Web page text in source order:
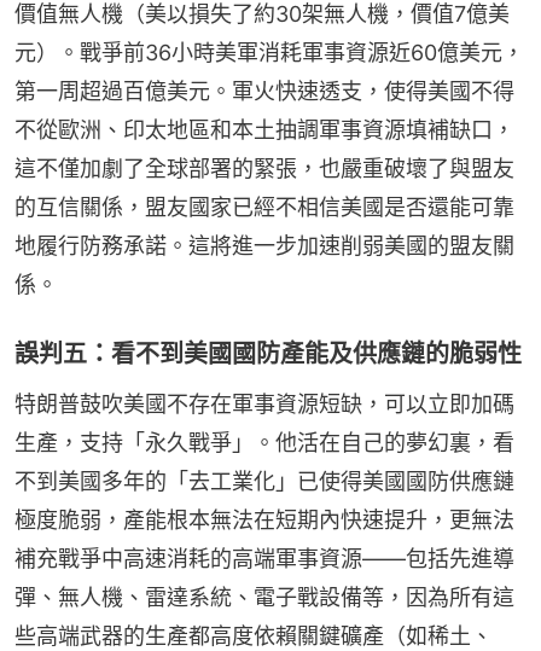
價值無人機（美以損失了約30架無人機，價值7億美
元）。戰爭前36小時美軍消耗軍事資源近60億美元，
第一周超過百億美元。軍火快速透支，使得美國不得
不從歐洲、印太地區和本土抽調軍事資源填補缺口，
這不僅加劇了全球部署的緊張，也嚴重破壞了與盟友
的互信關係，盟友國家已經不相信美國是否還能可靠
地履行防務承諾。這將進一步加速削弱美國的盟友關
係。
誤判五：看不到美國國防產能及供應鏈的脆弱性
特朗普鼓吹美國不存在軍事資源短缺，可以立即加碼
生產，支持「永久戰爭」。他活在自己的夢幻裏，看
不到美國多年的「去工業化」已使得美國國防供應鏈
極度脆弱，產能根本無法在短期內快速提升，更無法
補充戰爭中高速消耗的高端軍事資源——包括先進導
彈、無人機、雷達系統、電子戰設備等，因為所有這
些高端武器的生產都高度依賴關鍵礦產（如稀土、